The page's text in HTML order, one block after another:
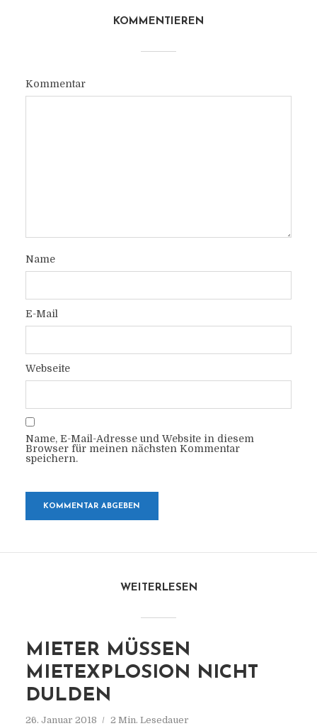
KOMMENTIEREN
Kommentar
Name
E-Mail
Webseite
Name, E-Mail-Adresse und Website in diesem
Browser für meinen nächsten Kommentar
speichern.
WEITERLESEN
MIETER MÜSSEN
MIETEXPLOSION NICHT
DULDEN
26. Januar 2018 2 Min. Lesedauer